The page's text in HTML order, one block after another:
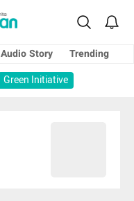
Audio Story
Trending
Green Initiative